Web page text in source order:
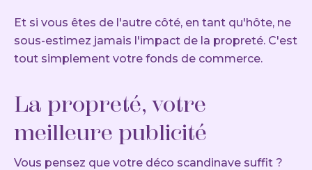
Et si vous êtes de l'autre côté, en tant qu'hôte, ne
sous-estimez jamais l'impact de la propreté. C'est
tout simplement votre fonds de commerce.
La propreté, votre
meilleure publicité
Vous pensez que votre déco scandinave suffit ?